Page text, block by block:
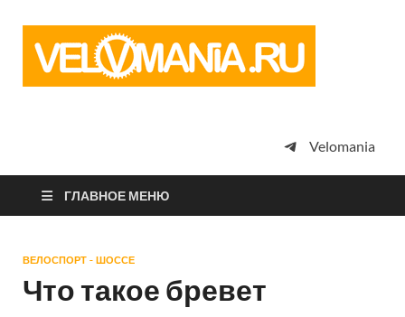
просто
Velomania
ГЛАВНОЕ МЕНЮ
ВЕЛОСПОРТ - ШОССЕ
Что такое бревет